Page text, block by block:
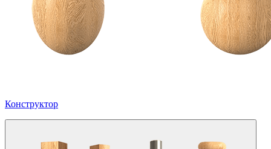
Конструктор